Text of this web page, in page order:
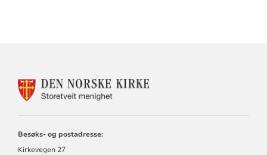
KONTAKTINFORMASJON
Besøks- og postadresse:
Kirkevegen 27